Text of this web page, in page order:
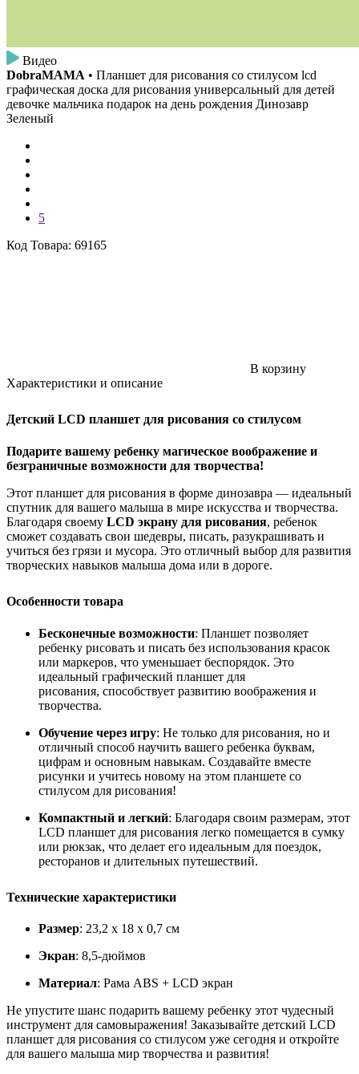
Видео
DobraMAMA • Планшет для рисования со стилусом lcd
графическая доска для рисования универсальный для детей
девочке мальчика подарок на день рождения Динозавр
Зеленый
5
Код Товара: 69165
В корзину
Характеристики и описание
Детский LCD планшет для рисования со стилусом
Подарите вашему ребенку магическое воображение и
безграничные возможности для творчества!
Этот планшет для рисования в форме динозавра — идеальный
спутник для вашего малыша в мире искусства и творчества.
Благодаря своему LCD экрану для рисования, ребенок
сможет создавать свои шедевры, писать, разукрашивать и
учиться без грязи и мусора. Это отличный выбор для развития
творческих навыков малыша дома или в дороге.
Особенности товара
Бесконечные возможности: Планшет позволяет
ребенку рисовать и писать без использования красок
или маркеров, что уменьшает беспорядок. Это
идеальный графический планшет для
рисования, способствует развитию воображения и
творчества.
Обучение через игру: Не только для рисования, но и
отличный способ научить вашего ребенка буквам,
цифрам и основным навыкам. Создавайте вместе
рисунки и учитесь новому на этом планшете со
стилусом для рисования!
Компактный и легкий: Благодаря своим размерам, этот
LCD планшет для рисования легко помещается в сумку
или рюкзак, что делает его идеальным для поездок,
ресторанов и длительных путешествий.
Технические характеристики
Размер: 23,2 х 18 х 0,7 см
Экран: 8,5-дюймов
Материал: Рама ABS + LCD экран
Не упустите шанс подарить вашему ребенку этот чудесный
инструмент для самовыражения! Заказывайте детский LCD
планшет для рисования со стилусом уже сегодня и откройте
для вашего малыша мир творчества и развития!